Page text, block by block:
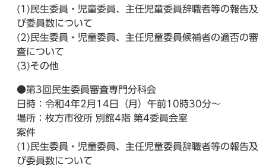
(1)民生委員・児童委員、主任児童委員辞職者等の報告及
び委員数について
(2)民生委員・児童委員、主任児童委員候補者の適否の審
査について
(3)その他
●第3回民生委員審査専門分科会
日時：令和4年2月14日（月）午前10時30分～
場所：枚方市役所 別館4階 第4委員会室
案件
(1)民生委員・児童委員、主任児童委員辞職者等の報告及
び委員数について